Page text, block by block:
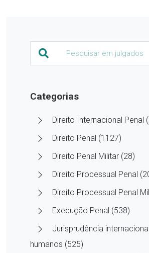
Categorias
Direito Internacional Penal
Direito Penal (1127)
Direito Penal Militar (28)
Direito Processual Penal
Direito Processual Penal
Execução Penal (538)
Jurisprudência
humanos (525)